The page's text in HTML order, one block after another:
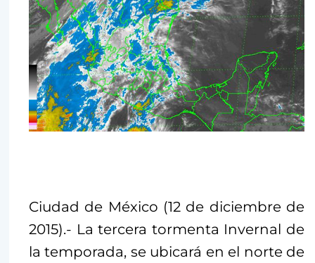
Ciudad de México (12 de diciembre de
2015).- La tercera tormenta Invernal de
la temporada, se ubicará en el norte de